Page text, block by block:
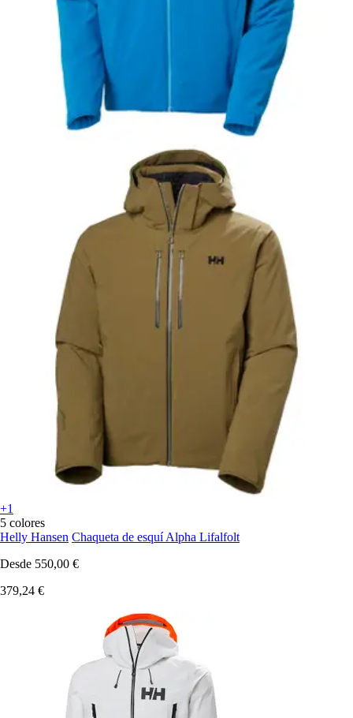
+1
5 colores
Helly Hansen Chaqueta de esquí Alpha Lifalfolt
Desde 550,00 €
379,24 €